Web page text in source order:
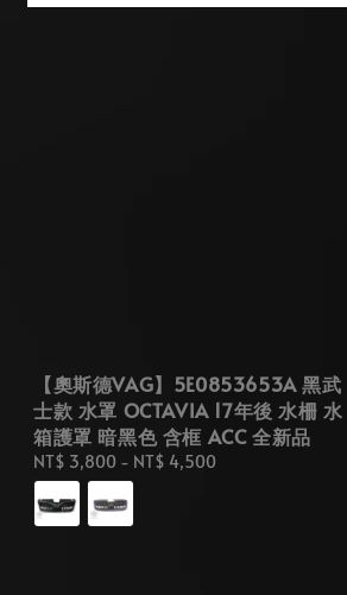
【奧斯德VAG】5E0853653A 黑武
士款 水罩 OCTAVIA 17年後 水柵 水
箱護罩 暗黑色 含框 ACC 全新品
Regular
price
NT$ 3,800 - NT$ 4,500